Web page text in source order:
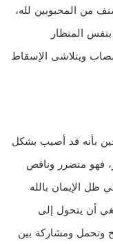
من المحبوبين لله،
المنظار
ويتلاشى الإسقاط
بأنه قد أصيب بشكل
فهو متضرر وناقص
ظل الإيمان بالله
أن يتحول إلى
وتحمل ومشاركة بين